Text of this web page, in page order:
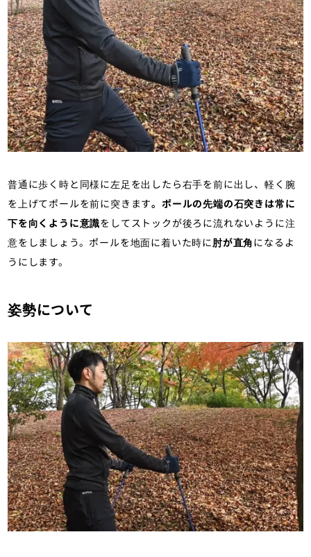
普通に歩く時と同様に左足を出したら右手を前に出し、軽く腕
を上げてポールを前に突きます。ポールの先端の石突きは常に
下を向くように意識をしてストックが後ろに流れないように注
意をしましょう。ポールを地面に着いた時に肘が直角になるよ
うにします。
姿勢について